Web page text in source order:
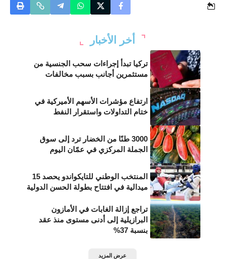
أخر الأخبار
تركيا تبدأ إجراءات سحب الجنسية من
مستثمرين أجانب بسبب مخالفات
ارتفاع مؤشرات الأسهم الأميركية في
ختام التداولات واستقرار النفط
3000 طنًا من الخضار ترد إلى سوق
الجملة المركزي في عمّان اليوم
المنتخب الوطني للتايكواندو يحصد 15
ميدالية في افتتاح بطولة الحسن الدولية
تراجع إزالة الغابات في الأمازون
البرازيلية إلى أدنى مستوى منذ عقد
بنسبة 37%
عرض المزيد